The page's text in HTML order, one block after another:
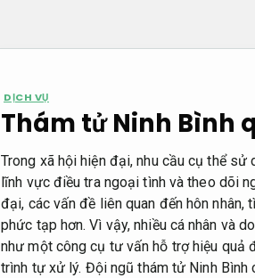
DỊCH VỤ
Thám tử Ninh Bình
Trong xã hội hiện đại, nhu cầu cụ thể
lĩnh vực điều tra ngoại tình và theo dõi
đại, các vấn đề liên quan đến hôn
phức tạp hơn. Vì vậy, nhiều cá nhân và
như một công cụ tư vấn hỗ trợ hiệu quả
trình tự xử lý. Đội ngũ thám tử Ninh